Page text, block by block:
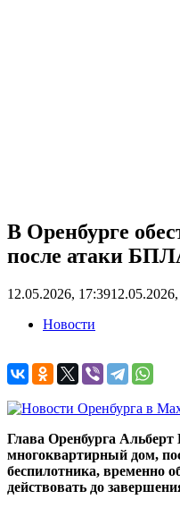
В Оренбурге
после атаки
12.05.2026, 17:39
Новости
Глава Оренбурга
многоквартирный дом,
беспилотника, временно
действовать до